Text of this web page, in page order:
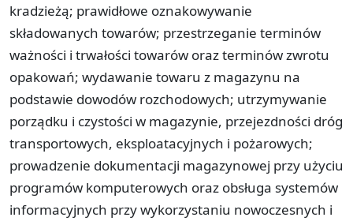
kradzieżą; prawidłowe oznakowywanie
składowanych towarów; przestrzeganie terminów
ważności i trwałości towarów oraz terminów zwrotu
opakowań; wydawanie towaru z magazynu na
podstawie dowodów rozchodowych; utrzymywanie
porządku i czystości w magazynie, przejezdności dróg
transportowych, eksploatacyjnych i pożarowych;
prowadzenie dokumentacji magazynowej przy użyciu
programów komputerowych oraz obsługa systemów
informacyjnych przy wykorzystaniu nowoczesnych i